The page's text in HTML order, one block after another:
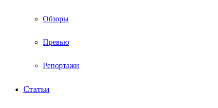
Обзоры
Превью
Репортажи
Статьи